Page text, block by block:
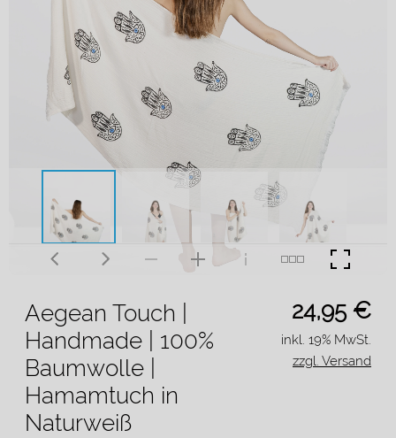
24,95€
Aegean Touch |
Handmade | 100%
Baumwolle |
Hamamtuch in
Naturweiß
inkl. 19% MwSt.
zzgl. Versand